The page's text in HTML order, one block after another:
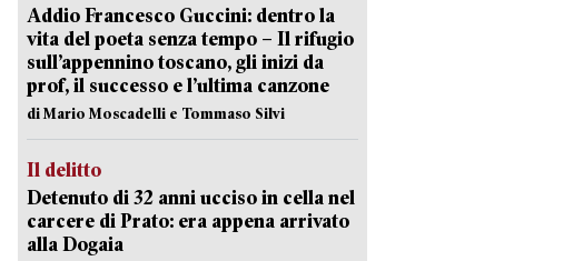
Addio Francesco Guccini: dentro la
vita del poeta senza tempo – Il rifugio
sull’appennino toscano, gli inizi da
prof, il successo e l’ultima canzone
di Mario Moscadelli e Tommaso Silvi
Il delitto
Detenuto di 32 anni ucciso in cella nel
carcere di Prato: era appena arrivato
alla Dogaia